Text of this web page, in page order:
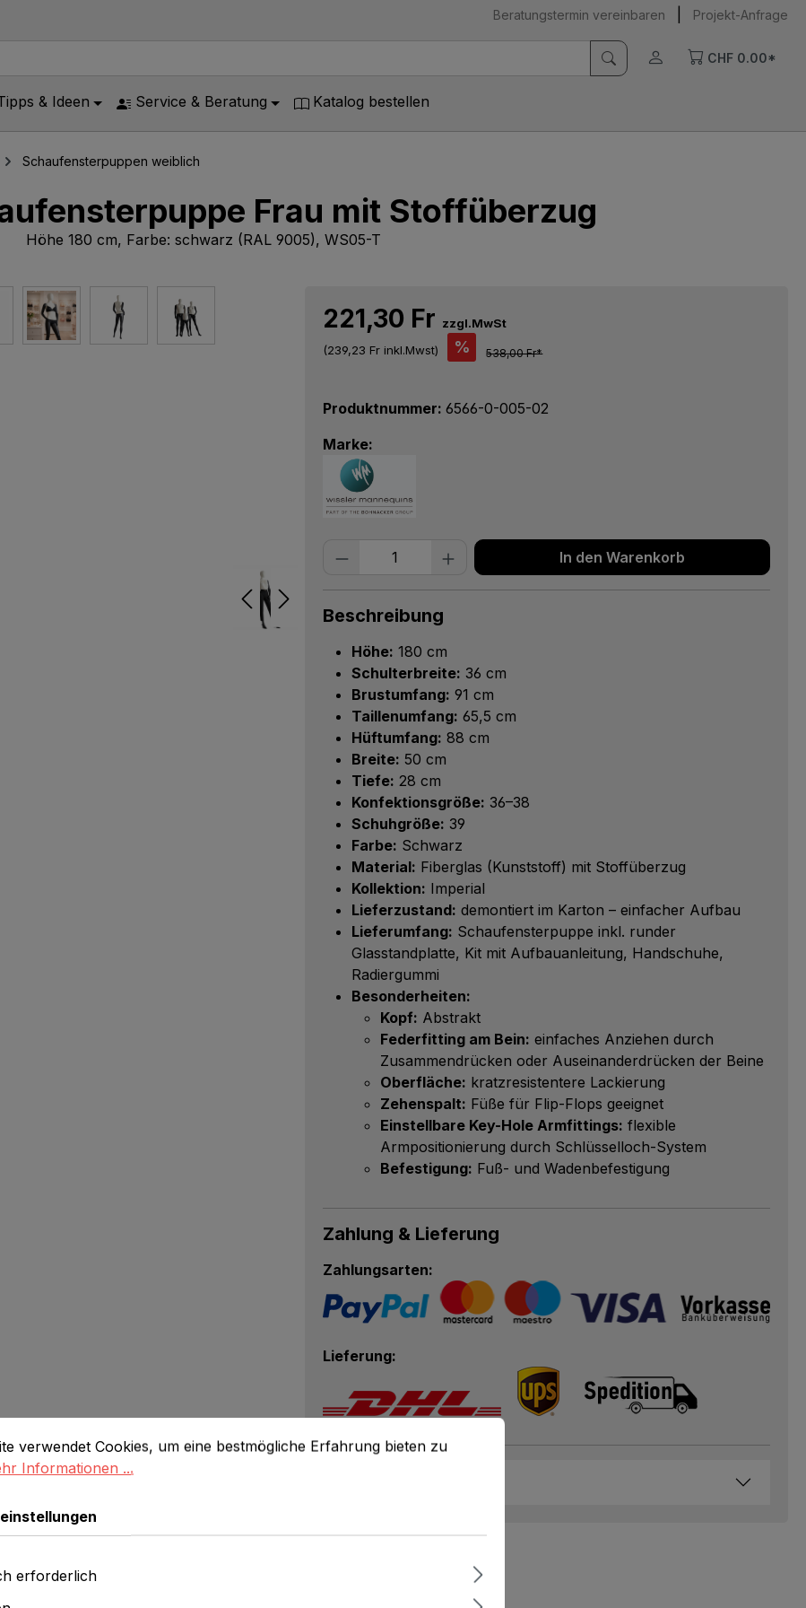
Beratungstermin vereinbaren Projekt-Anfrage
CHF 0.00*
& Ideen Service & Beratung Katalog bestellen
Schaufensterpuppen weiblich
Frau mit Stoffüberzug
Höhe 180 cm, Farbe: schwarz (RAL 9005), WS05-T
221,30 Fr zzgl.MwSt
(239,23 Fr inkl.Mwst) % 538,00 Fr*
Produktnummer:6566-0-005-02
Marke:
Produkt Anzahl: Gib den gewünschten Wert
In den Warenkorb
Beschreibung
Höhe: 180 cm
Schulterbreite: 36 cm
Brustumfang: 91 cm
Taillenumfang: 65,5 cm
Hüftumfang: 88 cm
Breite: 50 cm
Tiefe: 28 cm
Konfektionsgröße: 36–38
Schuhgröße: 39
Farbe: Schwarz
Material: Fiberglas (Kunststoff) mit Stoffüberzug
Kollektion: Imperial
Lieferzustand: demontiert im Karton – einfacher Aufbau
Lieferumfang: Schaufensterpuppe inkl. runder
Glasstandplatte, Kit mit Aufbauanleitung, Handschuhe,
Radiergummi
Besonderheiten:
Kopf: Abstrakt
Federfitting am Bein: einfaches Anziehen durch
Zusammendrücken oder Auseinanderdrücken der Beine
Oberfläche: kratzresistentere Lackierung
Zehenspalt: Füße für Flip-Flops geeignet
Einstellbare Key-Hole Armfittings: flexible
Armpositionierung durch Schlüsselloch-System
Befestigung: Fuß- und Wadenbefestigung
Zahlung & Lieferung
Zahlungsarten:
Lieferung:
Cookies, um eine bestmögliche Erfahrung bieten zu können.
Mehr Informationen ...
verwendet Cookies, um eine bestmögliche Erfahrung bieten zu
Informationen ...
erforderlich